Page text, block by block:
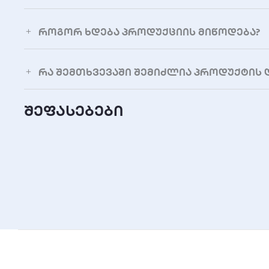
როგორ ხდება პროდუქციის მიწოდება?
რა შემთხვევაში შემიძლია პროდუქტის
შეფასებები